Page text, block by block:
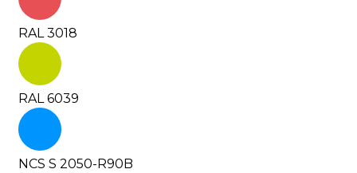
RAL 3018
RAL 6039
NCS S 2050-R90B